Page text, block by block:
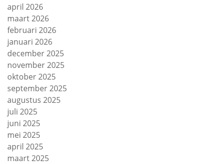
april 2026
maart 2026
februari 2026
januari 2026
december 2025
november 2025
oktober 2025
september 2025
augustus 2025
juli 2025
juni 2025
mei 2025
april 2025
maart 2025